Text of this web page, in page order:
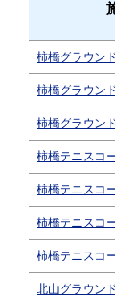
柿橋グラウン
柿橋グラウン
柿橋グラウン
柿橋テニスコ
柿橋テニスコ
柿橋テニスコ
柿橋テニスコ
北山グラウン